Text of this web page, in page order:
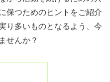
保つためのヒントをご紹介
り多いものとなるよう、今
せんか？